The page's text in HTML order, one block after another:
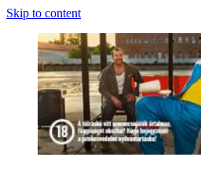
Skip to content